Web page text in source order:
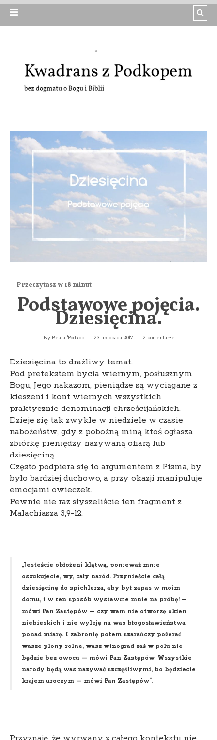
Podstawowe pojęcia.
Dziesięcina.
By Beata "Podkop 23 listopada 2017 2 komentarze
Dziesięcina to drażliwy temat.
Pod pretekstem bycia wiernym, posłusznym
Bogu, Jego nakazom, pieniądze są wyciągane z
kieszeni i kont wiernych wszystkich
praktycznie denominacji chrześcijańskich.
Dzieje się tak zwykle w niedziele w czasie
nabożeństw, gdy z pobożną miną ktoś ogłasza
zbiórkę pieniędzy nazywaną ofiarą lub
dziesięciną.
Często podpiera się to argumentem z Pisma, by
było bardziej duchowo, a przy okazji manipuluje
emocjami owieczek.
Pewnie nie raz słyszeliście ten fragment z
Malachiasza 3,9-12.
„Jesteście obłożeni klątwą, ponieważ mnie
oszukujecie, wy, cały naród. Przynieście całą
dziesięcinę do spichlerza, aby był zapas w moim
domu, i w ten sposób wystawcie mnie na próbę! –
mówi Pan Zastępów — czy wam nie otworzę okien
niebieskich i nie wyleję na was błogosławieństwa
ponad miarę. I zabronię potem szarańczy pożerać
wasze plony rolne, wasz winograd zaś w polu nie
będzie bez owocu — mówi Pan Zastępów. Wszystkie
narody będą was nazywać szczęśliwymi, bo będziecie
krajem uroczym — mówi Pan Zastępów”.